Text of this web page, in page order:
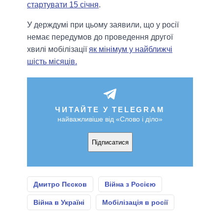
стартувати 15 січня.
У держдумі при цьому заявили, що у росії
немає передумов до проведення другої
хвилі мобілізаціїяк мінімум у найближчі
шість місяців.
ЧИТАЙТЕ У TELEGRAM
найважливіше від «Слово і діло»
Підписатися
Дмитро Пєсков Війна з Росією
Війна в Україні Мобілізація в росії